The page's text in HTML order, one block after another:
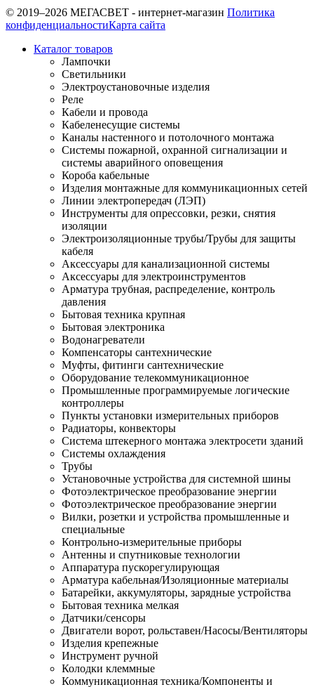
© 2019–2026 МЕГАСВЕТ - интернет-магазин Политика
конфиденциальностиКарта сайта
Каталог товаров
Лампочки
Светильники
Электроустановочные изделия
Реле
Кабели и провода
Кабеленесущие системы
Каналы настенного и потолочного монтажа
Системы пожарной, охранной сигнализации и
системы аварийного оповещения
Короба кабельные
Изделия монтажные для коммуникационных сетей
Линии электропередач (ЛЭП)
Инструменты для опрессовки, резки, снятия
изоляции
Электроизоляционные трубы/Трубы для защиты
кабеля
Аксессуары для канализационной системы
Аксессуары для электроинструментов
Арматура трубная, распределение, контроль
давления
Бытовая техника крупная
Бытовая электроника
Водонагреватели
Компенсаторы сантехнические
Муфты, фитинги сантехнические
Оборудование телекоммуникационное
Промышленные программируемые логические
контроллеры
Пункты установки измерительных приборов
Радиаторы, конвекторы
Система штекерного монтажа электросети зданий
Системы охлаждения
Трубы
Установочные устройства для системной шины
Фотоэлектрическое преобразование энергии
Фотоэлектрическое преобразование энергии
Вилки, розетки и устройства промышленные и
специальные
Контрольно-измерительные приборы
Антенны и спутниковые технологии
Аппаратура пускорегулирующая
Арматура кабельная/Изоляционные материалы
Батарейки, аккумуляторы, зарядные устройства
Бытовая техника мелкая
Датчики/сенсоры
Двигатели ворот, рольставен/Насосы/Вентиляторы
Изделия крепежные
Инструмент ручной
Колодки клеммные
Коммуникационная техника/Компоненты и